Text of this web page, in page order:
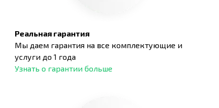
Реальная гарантия
Мы даем гарантия на все комплектующие и
услуги до 1 года
Узнать о гарантии больше